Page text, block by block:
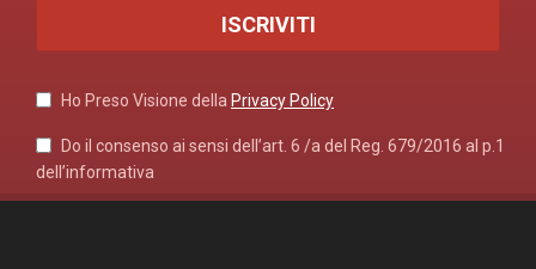
Ho Preso Visione della Privacy Policy
Do il consenso ai sensi dell’art. 6 /a del Reg. 679/2016 al p.1
dell’informativa